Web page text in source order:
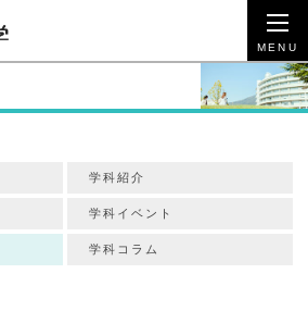
学科紹介
学科イベント
学科コラム